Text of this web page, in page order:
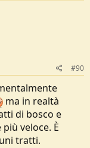
#90
ma in realtà
di bosco e
veloce. È
tratti.